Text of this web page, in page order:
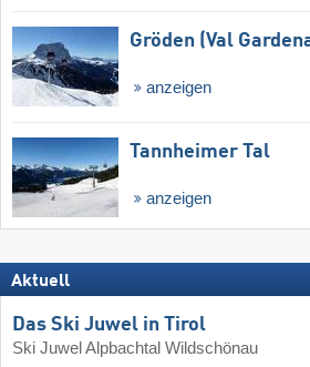
Gröden (Val
anzeigen
Tannheimer Tal
anzeigen
Aktuell
Das Ski Juwel in Tirol
Ski Juwel Alpbachtal Wildschönau